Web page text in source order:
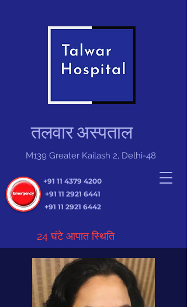
तलवार अस्पताल
+91 11 4379 4200
+91 11 2921 6441
+91 11 2921 6442
24 घंटे आपात स्थिति
M139 Greater Kailash 2, Delhi-48